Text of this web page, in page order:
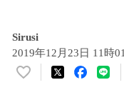
Sirusi
2019年12月23日 11時
い